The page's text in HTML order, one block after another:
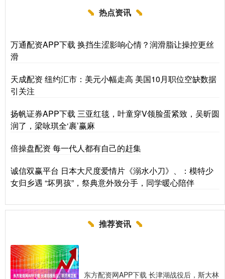
热点资讯
万通配资APP下载 换挡生涩影响心情？润滑脂让操控更丝
滑
天成配资 纽约汇市：美元小幅走高 美国10月职位空缺数据
引关注
扬帆证券APP下载 三亚红毯，叶童穿V领脸蛋紧致，吴昕圆
润了，梁咏琪全‘裹’赢麻
倍操盘配资 每一代人都有自己的赶集
诚信双赢平台 日本大尺度爱情片《溺水小刀》、：模特少
女归乡遇 “坏男孩”，祭典意外致分手，同学暖心陪伴
推荐资讯
东方配资网APP下载 长津湖战役后，斯大林